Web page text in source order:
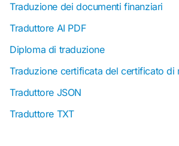
Traduzione dei documenti finanziari
Traduttore AI PDF
Diploma di traduzione
Traduzione certificata del certificato di
Traduttore JSON
Traduttore TXT